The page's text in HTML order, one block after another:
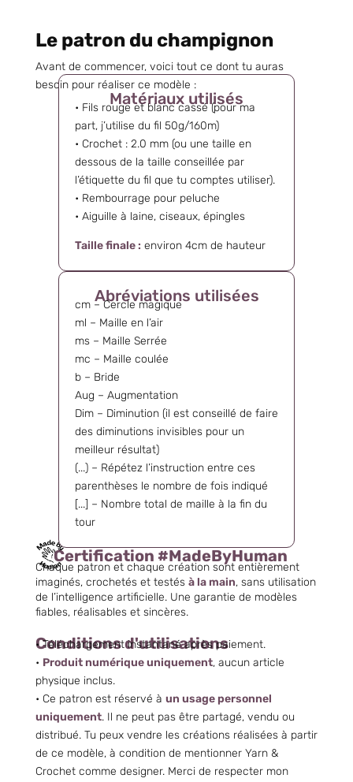
Le patron du champignon
Avant de commencer, voici tout ce dont tu auras
besoin pour réaliser ce modèle :
Matériaux utilisés
• Fils rouge et blanc cassé (pour ma
part, j’utilise du fil 50g/160m)
• Crochet : 2.0 mm (ou une taille en
dessous de la taille conseillée par
l’étiquette du fil que tu comptes utiliser).
• Rembourrage pour peluche
• Aiguille à laine, ciseaux, épingles
Taille finale : environ 4cm de hauteur
Abréviations utilisées
cm – Cercle magique
ml – Maille en l’air
ms – Maille Serrée
mc – Maille coulée
b – Bride
Aug – Augmentation
Dim – Diminution (il est conseillé de faire
des diminutions invisibles pour un
meilleur résultat)
(...) – Répétez l’instruction entre ces
parenthèses le nombre de fois indiqué
[...] – Nombre total de maille à la fin du
tour
Certification #MadeByHuman
Chaque patron et chaque création sont entièrement
imaginés, crochetés et testés à la main, sans utilisation
de l’intelligence artificielle. Une garantie de modèles
fiables, réalisables et sincères.
Conditions d'utilisations
• Téléchargement instantané après paiement.
• Produit numérique uniquement, aucun article
physique inclus.
• Ce patron est réservé à un usage personnel
uniquement. Il ne peut pas être partagé, vendu ou
distribué. Tu peux vendre les créations réalisées à partir
de ce modèle, à condition de mentionner Yarn &
Crochet comme designer. Merci de respecter mon